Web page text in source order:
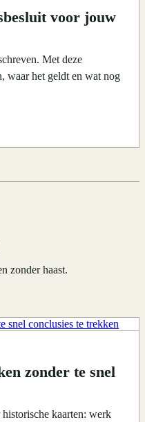
voor jouw
Met deze
waar het geldt en wat nog
zonder haast.
zonder te snel
kaarten: werk